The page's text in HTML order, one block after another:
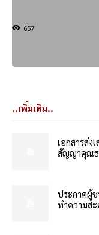
657
..เพิ่มเติม..
เอกสารส่ง
สัญญาคุณธ
ประกาศผู้ช
ทำความส